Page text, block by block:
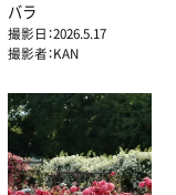
バラ
撮影日：2026.5.17
撮影者：KAN